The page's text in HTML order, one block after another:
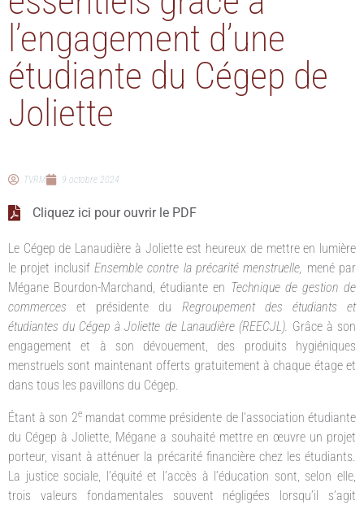
l’engagement d’une
étudiante du Cégep de
Joliette
TVRM 9 octobre 2024
Cliquez ici pour ouvrir le PDF
Le Cégep de Lanaudière à Joliette est heureux de mettre en lumière
le projet inclusif Ensemble contre la précarité menstruelle, mené par
Mégane Bourdon-Marchand, étudiante en Technique de gestion de
commerces et présidente du Regroupement des étudiants et
étudiantes du Cégep à Joliette de Lanaudière (REECJL). Grâce à son
engagement et à son dévouement, des produits hygiéniques
menstruels sont maintenant offerts gratuitement à chaque étage et
dans tous les pavillons du Cégep.
Étant à son 2emandat comme présidente de l’association étudiante
du Cégep à Joliette, Mégane a souhaité mettre en œuvre un projet
porteur, visant à atténuer la précarité financière chez les étudiants.
La justice sociale, l’équité et l’accès à l’éducation sont, selon elle,
trois valeurs fondamentales souvent négligées lorsqu’il s’agit